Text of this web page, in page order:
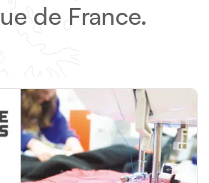
de France.